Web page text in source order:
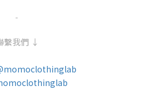
-
繫我們 ↓